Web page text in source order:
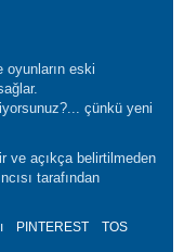
oyunların eski
çünkü yeni
ve açıkça belirtilmeden
tarafından
PINTEREST
TOS